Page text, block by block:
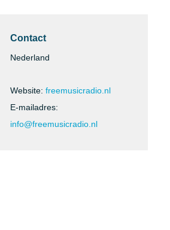
Contact
Nederland
Website: freemusicradio.nl
E-mailadres:
info@freemusicradio.nl